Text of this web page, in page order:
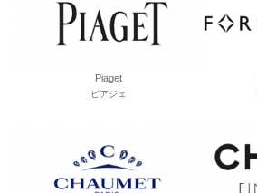
Piaget
ピアジェ